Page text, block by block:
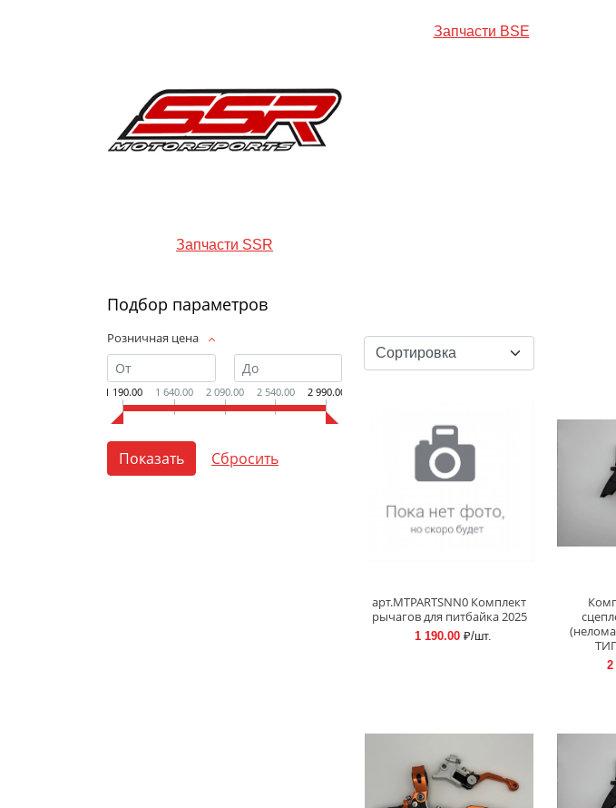
Запчасти SSR
Запчасти BSE
Подбор параметров
Розничная цена
1 190.00 1 640.00 2 090.00 2 540.00 2 990.00
арт.МТPARTSNN0 Комплект
рычагов для питбайка 2025
1 190.00 ₽/шт.
2